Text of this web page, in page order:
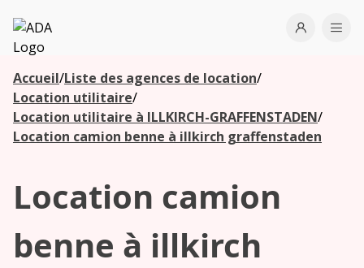
ADA
Open
Accueil/Liste des agences de location/
Location utilitaire/
Location utilitaire à ILLKIRCH-GRAFFENSTADEN/
Location camion benne à illkirch graffenstaden
Location camion
benne à illkirch
Les
agences à
proximité
Commencez
votre
recherche
pour voir les